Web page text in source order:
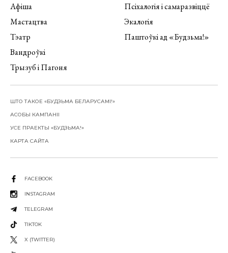
Афіша
Мастацтва
Тэатр
Вандроўкі
Трызуб і Пагоня
Псіхалогія і самаразвіццё
Экалогія
Паштоўкі ад «Будзьма!»
ШТО ТАКОЕ «БУДЗЬМА БЕЛАРУСАМІ!»
АСОБЫ КАМПАНІІ
УСЕ ПРАЕКТЫ «БУДЗЬМА!»
КАРТА САЙТА
FACEBOOK
INSTAGRAM
TELEGRAM
TIKTOK
X (TWITTER)